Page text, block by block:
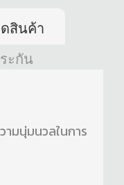
ดสินค้า
ะกัน
มนุ่มนวลในการ